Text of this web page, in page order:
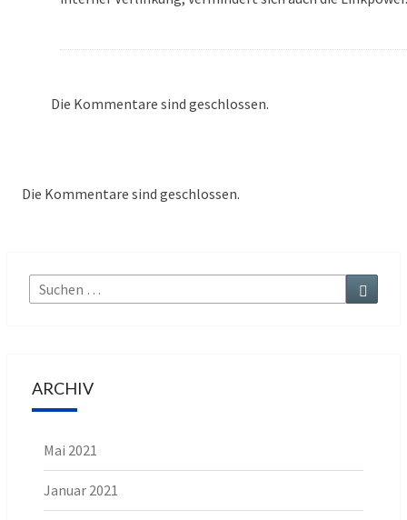
Die Kommentare sind geschlossen.
Die Kommentare sind geschlossen.
Suchen
ARCHIV
Mai 2021
Januar 2021